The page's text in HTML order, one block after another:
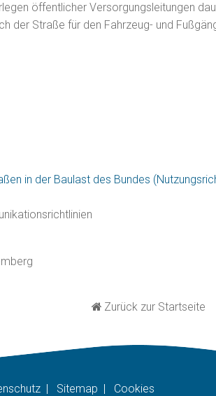
öffentlicher Versorgungsleitungen
der Straße für den Fahrzeug- und
in der Baulast des Bundes
Zurück zur Startseite
| Sitemap | Cookies